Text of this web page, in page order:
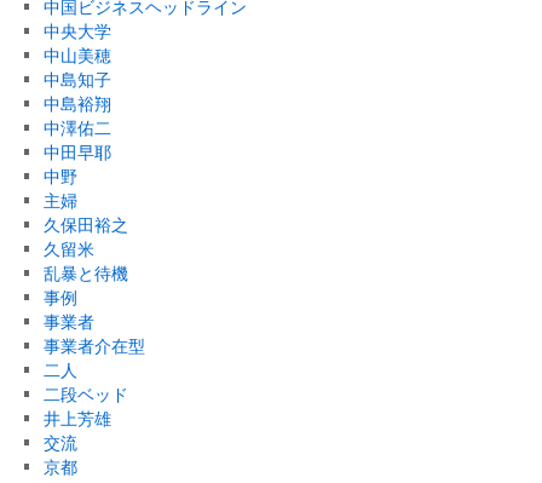
中国ビジネスヘッドライン
中央大学
中山美穂
中島知子
中島裕翔
中澤佑二
中田早耶
中野
主婦
久保田裕之
久留米
乱暴と待機
事例
事業者
事業者介在型
二人
二段ベッド
井上芳雄
交流
京都